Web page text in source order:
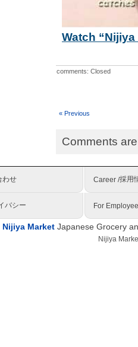
Watch
comments: Closed
« Previous
Comments
わせ Career /採用
バシー For
Nijiya MarketJapanese Grocery
Nijiya